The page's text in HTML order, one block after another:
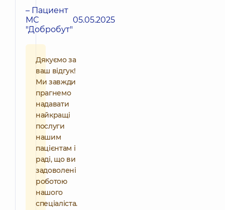
– Пациент
МС
"Добробут"
05.05.2025
Дякуємо за
ваш відгук!
Ми завжди
прагнемо
надавати
найкращі
послуги
нашим
пацієнтам і
раді, що ви
задоволені
роботою
нашого
спеціаліста.